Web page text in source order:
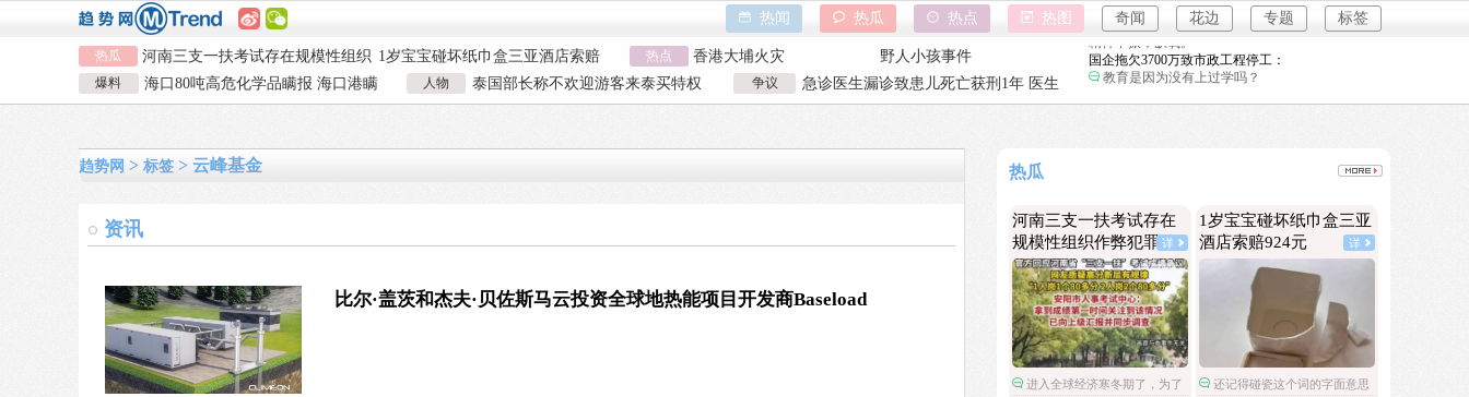
标签
专题
花边
奇闻
热图
热点
热瓜
热闻
热瓜
河南三支一扶考试存在规模性组织
作弊犯罪
1岁宝宝碰坏纸巾盒三亚酒店索赔
924元
女子开一天一夜空调后二氧化碳中
毒
国企拖欠3700万致市政工程停工
26岁女儿谈47岁妈妈突然产女
儿子举报身价上亿父亲说家已破碎
毒
26岁女儿谈47岁妈妈突然产女
热点 香港大埔火灾
野人小孩事件
天水血铅异常事件
山西大同订婚强奸案
特朗普泽连斯基吵架
吉林大爷救助重庆游客
吉林大爷救助重庆游客
爆料
海口80吨高危化学品瞒报 海口港瞒
报危险品
人物
泰国部长称不欢迎游客来泰买特权
泰国部长争议发言
争议
急诊医生漏诊致患儿死亡获刑1年 医生
漏诊获刑
小房间要留条缝，不然整天呆着容易头昏脑胀，
国企拖欠3700万致市政工程停工：
教育是因为没有上过学吗？
26岁女儿谈47岁妈妈突然产女：
民政局没有通网吗？为什么这么多假结婚证？
河南三支一扶考试存在规模性组织作弊犯罪：
进入全球经济寒冬期了，为了经济不管是什么群
体都拼命搞钱了。
1岁宝宝碰坏纸巾盒三亚酒店索赔924元：
还记得碰瓷这个词的字面意思吗？
女子开一天一夜空调后二氧化碳中毒：
小房间要留条缝，不然整天呆着容易头昏脑胀，
精神不振，缺氧。
国企拖欠3700万致市政工程停工：
教育是因为没有上过学吗？
趋势网 > 标签 > 云峰基金
资讯
比尔·盖茨和杰夫·贝佐斯马云投资全球地热能项目开发商Baseload
热瓜
河南三支一扶考试存在
规模性组织作弊犯罪 详
进入全球经济寒冬期了，为了
1岁宝宝碰坏纸巾盒三亚
酒店索赔924元
详
还记得碰瓷这个词的字面意思